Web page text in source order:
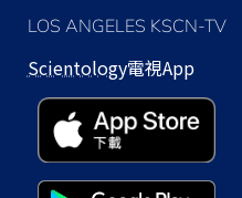
LOS ANGELES KSCN-TV
Scientology電視App